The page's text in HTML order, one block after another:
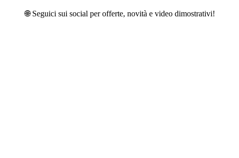
🌐 Seguici sui social per offerte, novità e video dimostrativi!